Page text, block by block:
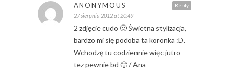
Reply
ANONYMOUS
27 sierpnia 2012 at 20:49
2 zdjęcie cudo 🙂 Świetna stylizacja,
bardzo mi się podoba ta koronka :D.
Wchodzę tu codziennie więc jutro
tez pewnie bd 🙂 / Ana